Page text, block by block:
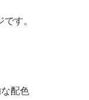
す。
配色